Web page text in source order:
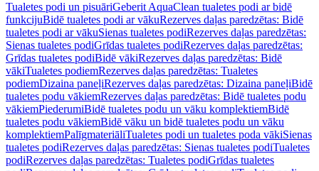
Tualetes podi un pisuāriGeberit AquaClean tualetes podi ar bidē
funkcijuBidē tualetes podi ar vākuRezerves daļas paredzētas: Bidē
tualetes podi ar vākuSienas tualetes podiRezerves daļas paredzētas:
Sienas tualetes podiGrīdas tualetes podiRezerves daļas paredzētas:
Grīdas tualetes podiBidē vākiRezerves daļas paredzētas: Bidē
vākiTualetes podiemRezerves daļas paredzētas: Tualetes
podiemDizaina paneļiRezerves daļas paredzētas: Dizaina paneļiBidē
tualetes podu vākiemRezerves daļas paredzētas: Bidē tualetes podu
vākiemPiederumiBidē tualetes podu un vāku komplektiemBidē
tualetes podu vākiemBidē vāku un bidē tualetes podu un vāku
komplektiemPalīgmateriāliTualetes podi un tualetes poda vākiSienas
tualetes podiRezerves daļas paredzētas: Sienas tualetes podiTualetes
podiRezerves daļas paredzētas: Tualetes podiGrīdas tualetes